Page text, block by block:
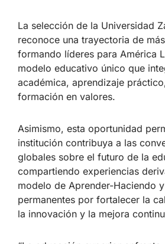
La selección de la Universidad
reconoce una trayectoria de
formando líderes para América
modelo educativo único que
académica, aprendizaje
formación en valores.
Asimismo, esta oportunidad
institución contribuya a las
globales sobre el futuro de la
compartiendo experiencias
modelo de Aprender-Haciendo
permanentes por fortalecer la
la innovación y la mejora